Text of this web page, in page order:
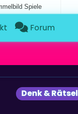
Spiele
Forum
Denk & Rätsel